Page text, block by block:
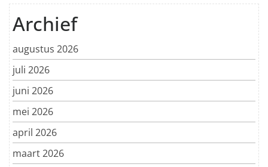
Archief
augustus 2026
juli 2026
juni 2026
mei 2026
april 2026
maart 2026